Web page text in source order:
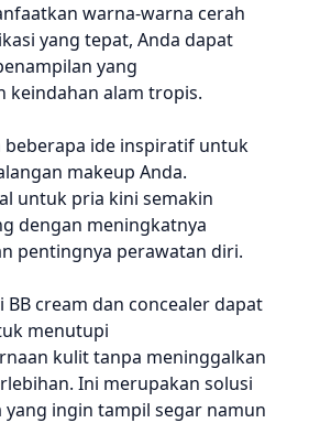
warna-warna cerah
yang tepat, Anda dapat
yang
keindahan alam tropis.
beberapa ide inspiratif untuk
makeup Anda.
untuk pria kini semakin
dengan meningkatnya
pentingnya perawatan diri.
cream dan concealer dapat
menutupi
kulit tanpa meninggalkan
Ini merupakan solusi
ingin tampil segar namun